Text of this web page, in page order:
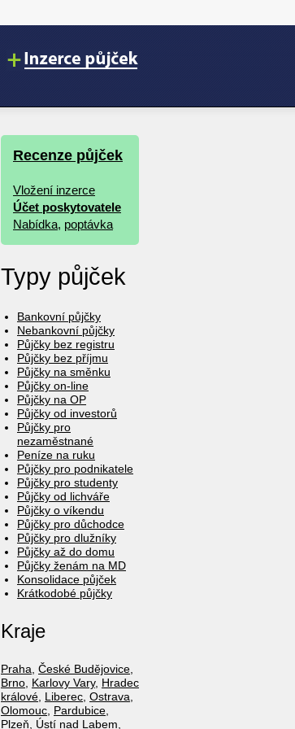
Recenze půjček
Vložení inzerce
Účet poskytovatele
Nabídka, poptávka
Typy půjček
Bankovní půjčky
Nebankovní půjčky
Půjčky bez registru
Půjčky bez příjmu
Půjčky na směnku
Půjčky on-line
Půjčky na OP
Půjčky od investorů
Půjčky pro
nezaměstnané
Peníze na ruku
Půjčky pro podnikatele
Půjčky pro studenty
Půjčky od lichváře
Půjčky o víkendu
Půjčky pro důchodce
Půjčky pro dlužníky
Půjčky až do domu
Půjčky ženám na MD
Konsolidace půjček
Krátkodobé půjčky
Kraje
Praha, České Budějovice,
Brno, Karlovy Vary, Hradec
králové, Liberec, Ostrava,
Olomouc, Pardubice,
Plzeň, Ústí nad Labem,